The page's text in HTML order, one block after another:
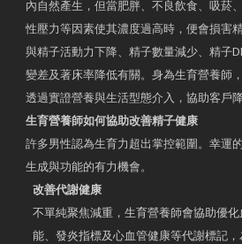
內自然產生，但當肥胖、不良飲食、吸菸
性壓力等因素使其濃度過高時，便會損害
與精子活動力下降、精子數量減少、精子
變差及著床率降低有關。身為生育營養師
透過實證營養與生活型態介入，協助客戶
生育營養師如何協助改善精子健康
許多男性認為生育力超出掌控範圍。幸運
生成與功能的有力機會。
改善代謝健康
不單純聚焦減重，生育營養師會協助優
能、發炎指標及心血管健康等代謝標記